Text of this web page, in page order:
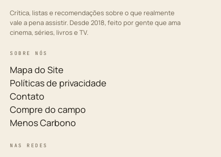
Crítica, listas e recomendações sobre o que realmente
vale a pena assistir. Desde 2018, feito por gente que ama
cinema, séries, livros e TV.
SOBRE NÓS
Mapa do Site
Políticas de privacidade
Contato
Compre do campo
Menos Carbono
NAS REDES